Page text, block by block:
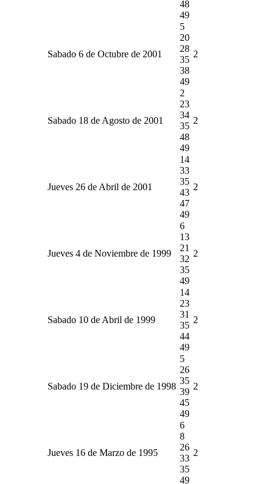
48
49
Sabado 6 de Octubre de 2001
5
20
28
35
38
49
2
Sabado 18 de Agosto de 2001
2
23
34
35
48
49
2
Jueves 26 de Abril de 2001
14
33
35
43
47
49
2
Jueves 4 de Noviembre de 1999
6
13
21
32
35
49
2
Sabado 10 de Abril de 1999
14
23
31
35
44
49
2
Sabado 19 de Diciembre de 1998
5
26
35
39
45
49
2
Jueves 16 de Marzo de 1995
6
8
26
33
35
49
2